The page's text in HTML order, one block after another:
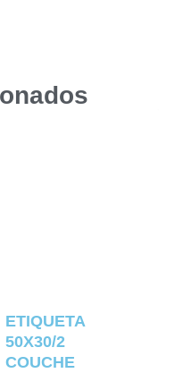
ETIQUETA
50X30/2
COUCHE